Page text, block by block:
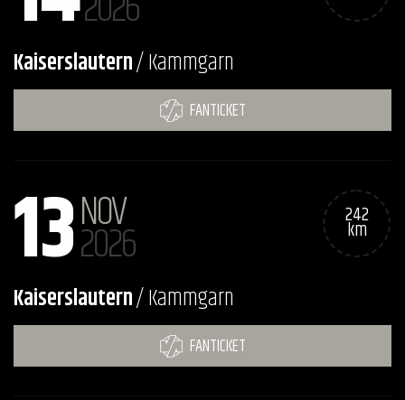
Kaiserslautern/ Kammgarn
FANTICKET
13NOV
2026 242
km
Kaiserslautern/ Kammgarn
FANTICKET